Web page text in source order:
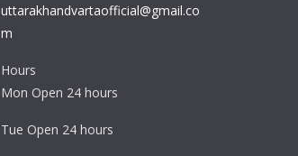
uttarakhandvartaofficial@gmail.co
m
Hours
Mon Open 24 hours
Tue Open 24 hours